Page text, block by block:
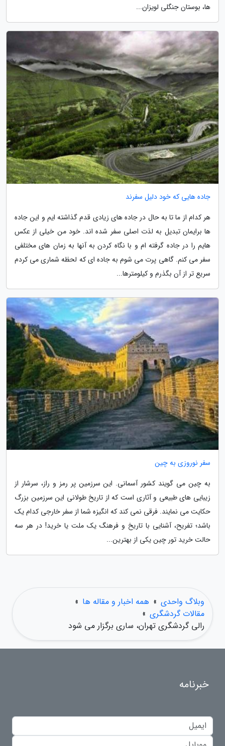
ها، بوستان جنگلی لویزان...
جاده هایی که خود دلیل سفرند
هر کدام از ما تا به حال در جاده های زیادی قدم گذاشته ایم و این جاده
ها برایمان تبدیل به لذت اصلی سفر شده اند. خود من خیلی از عکس
هایم را در جاده گرفته ام و با نگاه کردن به آنها به زمان های مختلفی
سفر می کنم. گاهی پرت می شوم به جاده ای که لحظه شماری می کردم
سریع تر از آن بگذرم و کیلومترها...
سفر نوروزی به چین
به چین می گویند کشور آسمانی. این سرزمین پر رمز و راز، سرشار از
زیبایی های طبیعی و آثاری است که از تاریخ طولانی این سرزمین بزرگ
حکایت می نمایند. فرقی نمی کند که انگیزه شما از سفر خارجی کدام یک
باشد؛ تفریح، آشنایی با تاریخ و فرهنگ یک ملت یا خرید! در هر سه
حالت خرید تور چین یکی از بهترین...
وبلاگ واحدی » همه اخبار و مقاله ها »
مقالات گردشگری »
رالی گردشگری تهران، ساری برگزار می شود
خبرنامه